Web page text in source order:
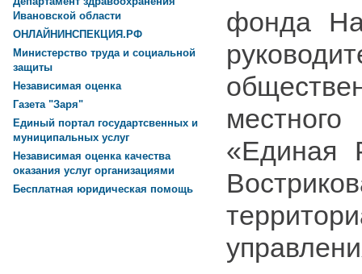
фонда
«Единая
Ивановской области
ОНЛАЙНИНСПЕКЦИЯ.РФ
Министерство труда и социальной
защиты
Независимая оценка
Газета "Заря"
Единый портал государтсвенных и
муниципальных услуг
Независимая оценка качества
оказания услуг организациями
Бесплатная юридическая помощь